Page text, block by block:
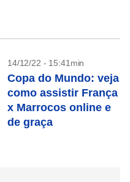
14/12/22 - 15:41min
Copa do Mundo: veja
como assistir França
x Marrocos online e
de graça